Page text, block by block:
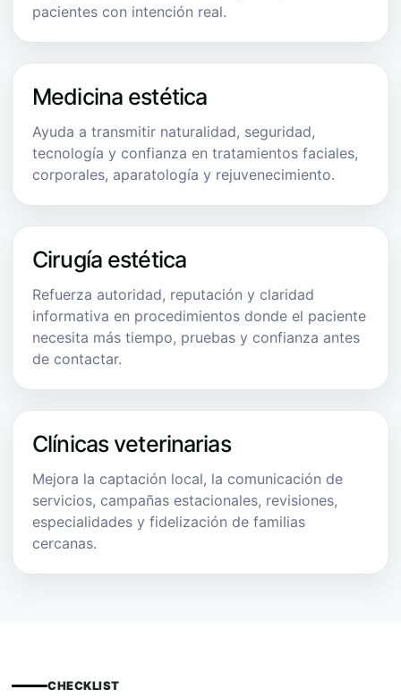
pacientes con intención real.
Medicina estética
Ayuda a transmitir naturalidad, seguridad,
tecnología y confianza en tratamientos faciales,
corporales, aparatología y rejuvenecimiento.
Cirugía estética
Refuerza autoridad, reputación y claridad
informativa en procedimientos donde el paciente
necesita más tiempo, pruebas y confianza antes
de contactar.
Clínicas veterinarias
Mejora la captación local, la comunicación de
servicios, campañas estacionales, revisiones,
especialidades y fidelización de familias
cercanas.
CHECKLIST